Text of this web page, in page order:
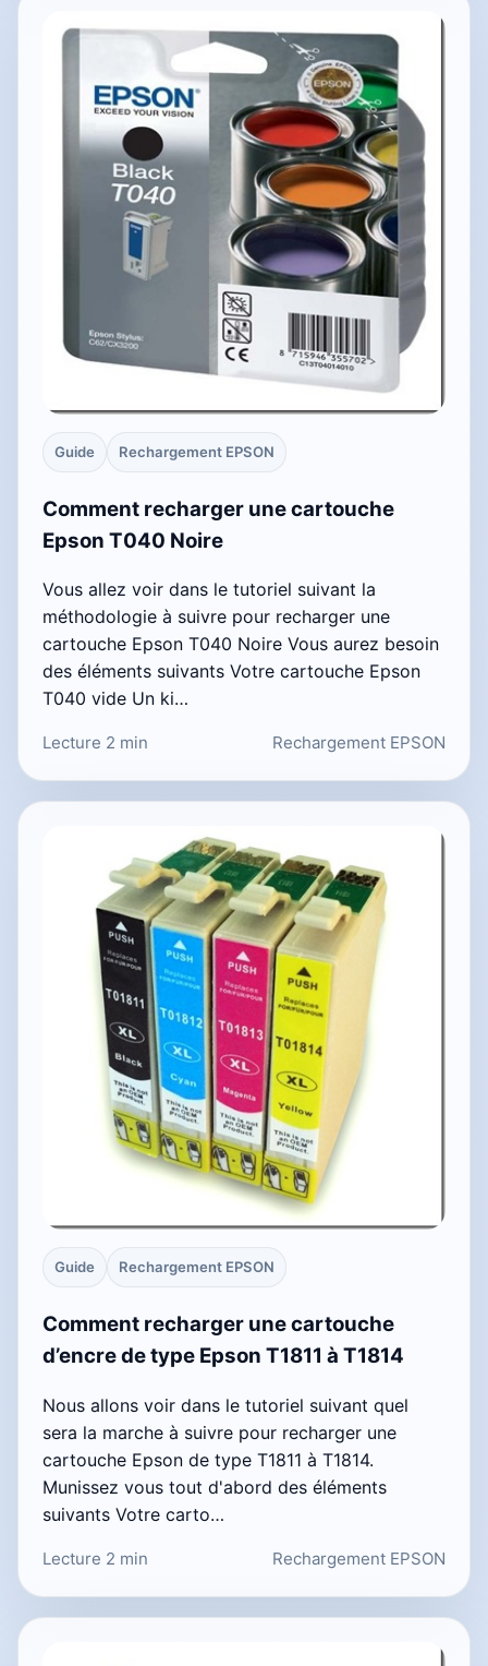
Guide Rechargement EPSON
Comment recharger une cartouche
Epson T040 Noire
Vous allez voir dans le tutoriel suivant la
méthodologie à suivre pour recharger une
cartouche Epson T040 Noire Vous aurez besoin
des éléments suivants Votre cartouche Epson
T040 vide Un ki…
Lecture 2 min Rechargement EPSON
Guide Rechargement EPSON
Comment recharger une cartouche
d’encre de type Epson T1811 à T1814
Nous allons voir dans le tutoriel suivant quel
sera la marche à suivre pour recharger une
cartouche Epson de type T1811 à T1814.
Munissez vous tout d'abord des éléments
suivants Votre carto…
Lecture 2 min Rechargement EPSON